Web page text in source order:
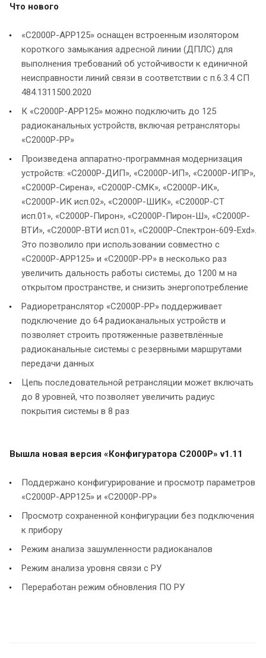
Что нового
«С2000Р-АРР125» оснащен встроенным изолятором
короткого замыкания адресной линии (ДПЛС) для
выполнения требований об устойчивости к единичной
неисправности линий связи в соответствии с п.6.3.4 СП
484.1311500.2020
К «С2000Р-АРР125» можно подключить до 125
радиоканальных устройств, включая ретрансляторы
«С2000Р-РР»
Произведена аппаратно-программная модернизация
устройств: «С2000Р-ДИП», «С2000Р-ИП», «С2000Р-ИПР»,
«С2000Р-Сирена», «С2000Р-СМК», «С2000Р-ИК»,
«С2000Р-ИК исп.02», «С2000Р-ШИК», «С2000Р-СТ
исп.01», «С2000Р-Пирон», «С2000Р-Пирон-Ш», «C2000Р-
ВТИ», «C2000Р-ВТИ исп.01», «С2000Р-Спектрон-609-Exd».
Это позволило при использовании совместно с
«С2000Р-АРР125» и «С2000Р-РР» в несколько раз
увеличить дальность работы системы, до 1200 м на
открытом пространстве, и снизить энергопотребление
Радиоретранслятор «С2000Р-РР» поддерживает
подключение до 64 радиоканальных устройств и
позволяет строить протяженные разветвлённые
радиоканальные системы с резервными маршрутами
передачи данных
Цепь последовательной ретрансляции может включать
до 8 уровней, что позволяет увеличить радиус
покрытия системы в 8 раз
Вышла новая версия «Конфигуратора С2000Р» v1.11
Поддержано конфигурирование и просмотр параметров
«С2000Р-АРР125» и «С2000Р-РР»
Просмотр сохраненной конфигурации без подключения
к прибору
Режим анализа зашумленности радиоканалов
Режим анализа уровня связи с РУ
Переработан режим обновления ПО РУ